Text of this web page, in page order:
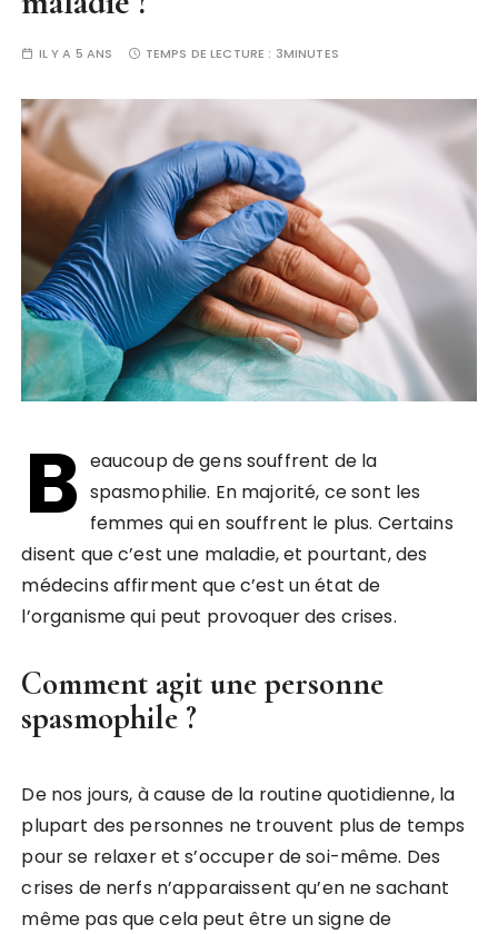
IL Y A 5 ANS TEMPS DE LECTURE : 3MINUTES
B eaucoup de gens souffrent de la
spasmophilie. En majorité, ce sont les
femmes qui en souffrent le plus. Certains
disent que c’est une maladie, et pourtant, des
médecins affirment que c’est un état de
l’organisme qui peut provoquer des crises.
Comment agit une personne
spasmophile ?
De nos jours, à cause de la routine quotidienne, la
plupart des personnes ne trouvent plus de temps
pour se relaxer et s’occuper de soi-même. Des
crises de nerfs n’apparaissent qu’en ne sachant
même pas que cela peut être un signe de